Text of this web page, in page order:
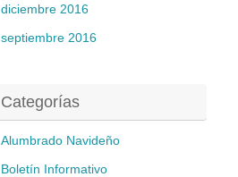
diciembre 2016
septiembre 2016
Categorías
Alumbrado Navideño
Boletín Informativo